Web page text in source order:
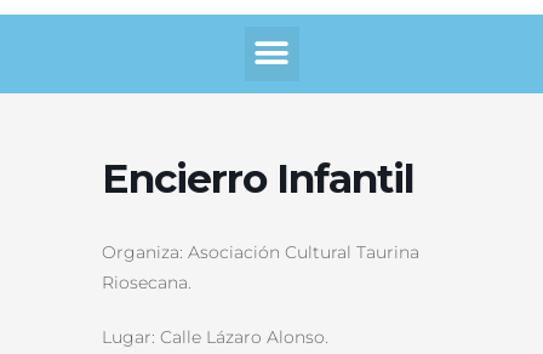
Menú
Encierro Infantil
Organiza: Asociación Cultural Taurina
Riosecana.
Lugar: Calle Lázaro Alonso.